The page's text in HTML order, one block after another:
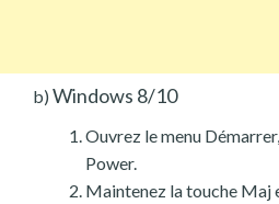
b) Windows 8/10
Ouvrez le menu
Power.
Maintenez la touche Maj